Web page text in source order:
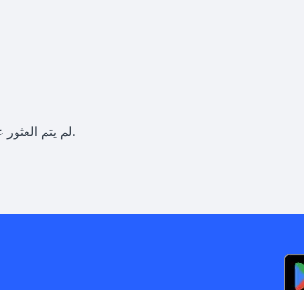
لم يتم العثور على مقالات مطابقة للبحث الذي تم تحديده.